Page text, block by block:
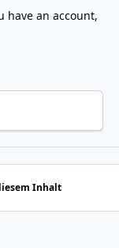
have an account,
Inhalt